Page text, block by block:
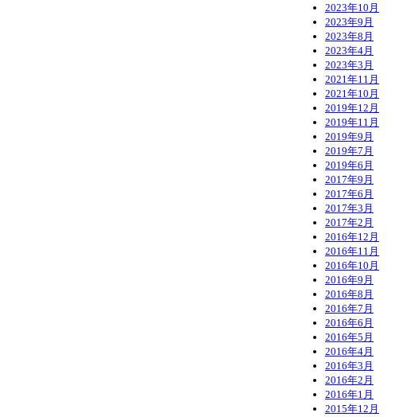
2023年10月
2023年9月
2023年8月
2023年4月
2023年3月
2021年11月
2021年10月
2019年12月
2019年11月
2019年9月
2019年7月
2019年6月
2017年9月
2017年6月
2017年3月
2017年2月
2016年12月
2016年11月
2016年10月
2016年9月
2016年8月
2016年7月
2016年6月
2016年5月
2016年4月
2016年3月
2016年2月
2016年1月
2015年12月